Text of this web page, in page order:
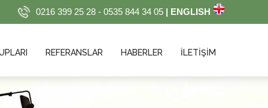
0216 399 25 28 - 0535 844 34 05 | ENGLISH
REFERANSLAR HABERLER İLETİŞİM